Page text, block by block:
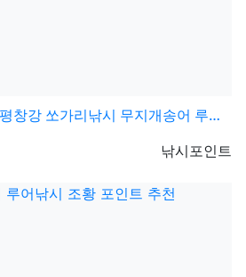
강 쏘가리낚시 무지개송어 루어낚시 포인트 추…
등록자
낚시포인트